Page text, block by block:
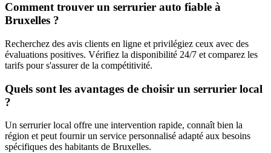
Comment trouver un serrurier auto fiable à
Bruxelles ?
Recherchez des avis clients en ligne et privilégiez ceux avec des
évaluations positives. Vérifiez la disponibilité 24/7 et comparez les
tarifs pour s'assurer de la compétitivité.
Quels sont les avantages de choisir un serrurier local
?
Un serrurier local offre une intervention rapide, connaît bien la
région et peut fournir un service personnalisé adapté aux besoins
spécifiques des habitants de Bruxelles.